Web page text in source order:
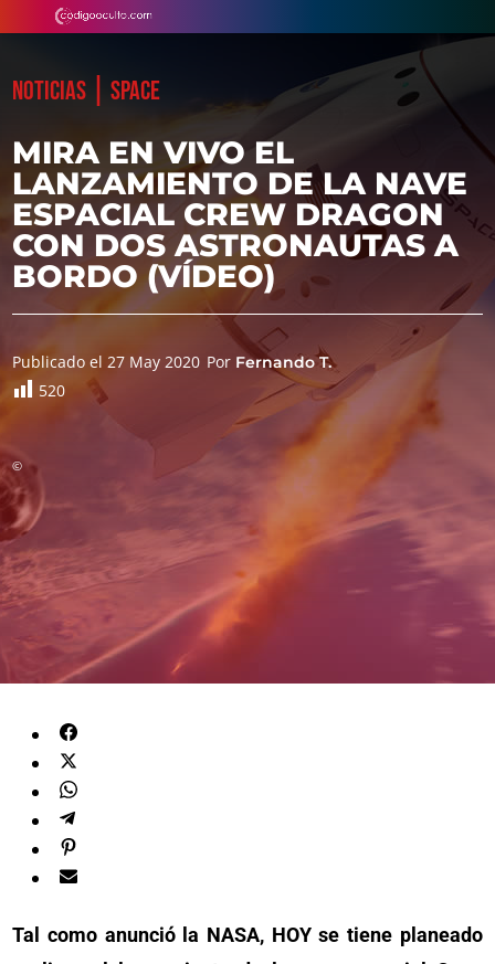
NOTICIAS |SPACE
MIRA EN VIVO EL
LANZAMIENTO DE LA NAVE
ESPACIAL CREW DRAGON
CON DOS ASTRONAUTAS A
BORDO (VÍDEO)
Publicado el 27 May 2020 Por Fernando T.
520
©
Tal como anunció la NASA, HOY se tiene planeado